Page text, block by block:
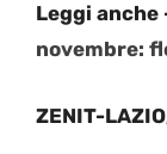
Leggi anche
novembre:
ZENIT-